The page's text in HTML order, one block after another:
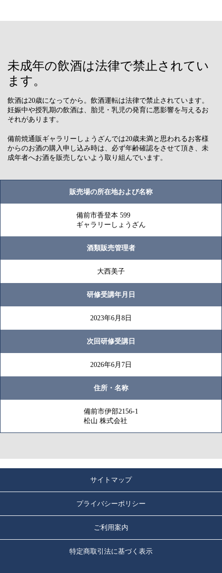
未成年の飲酒は法律で禁止されてい
ます。
飲酒は20歳になってから。飲酒運転は法律で禁止されています。
妊娠中や授乳期の飲酒は、胎児・乳児の発育に悪影響を与えるお
それがあります。
備前焼通販ギャラリーしょうざんでは20歳未満と思われるお客様
からのお酒の購入申し込み時は、必ず年齢確認をさせて頂き、未
成年者へお酒を販売しないよう取り組んでいます。
販売場の所在地および名称
備前市香登本 599
ギャラリーしょうざん
酒類販売管理者
大西美子
研修受講年月日
2023年6月8日
次回研修受講日
2026年6月7日
住所・名称
備前市伊部2156-1
松山 株式会社
サイトマップ
プライバシーポリシー
ご利用案内
特定商取引法に基づく表示